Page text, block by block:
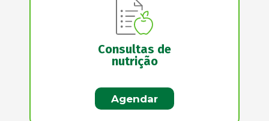
Consultas de
nutrição
Agendar